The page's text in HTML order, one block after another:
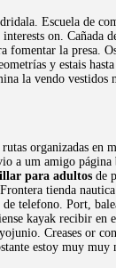
Escuela de
on.
la presa.
y estais
la vendo
organizadas en
a um amigo página
para adultos de
tienda
telefono. Port,
kayak recibir en
Creases or
estoy muy muy